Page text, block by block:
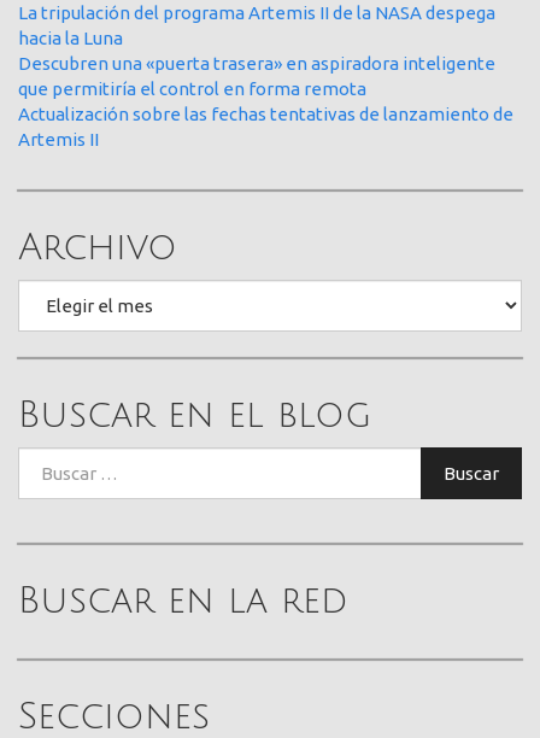
La tripulación del programa Artemis II de la NASA despega
hacia la Luna
Descubren una «puerta trasera» en aspiradora inteligente
que permitiría el control en forma remota
Actualización sobre las fechas tentativas de lanzamiento de
Artemis II
Archivo
Buscar en el blog
Buscar
Buscar en la red
Secciones